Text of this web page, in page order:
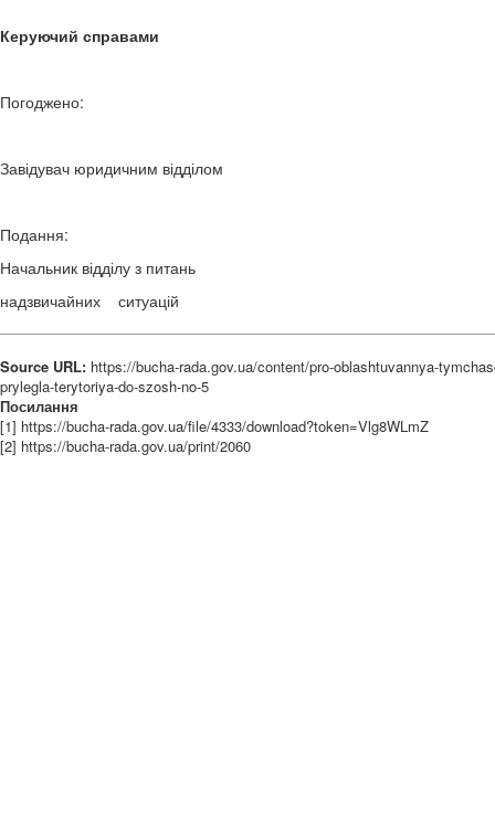
Керуючий справами
Погоджено:
Завідувач юридичним відділом
Начальник відділу з питань
надзвичайних ситуацій
Source URL: https://bucha-rada.gov.ua/content/pro-oblashtuvannya-
prylegla-terytoriya-do-szosh-no-5
Посилання
[1] https://bucha-rada.gov.ua/file/4333/download?token=Vlg8WLmZ
[2] https://bucha-rada.gov.ua/print/2060